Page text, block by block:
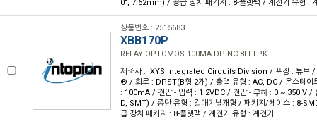
0", 7.62mm) / 공급 장치 패키지 : 8-플랫팩 / 계전기 유형 :
상품번호 : 2515683
XBB170P
RELAY OPTOMOS 100MA DP-NC 8FLTPK
제조사 : IXYS Integrated Circuits Division / 포장 : 튜브 /
® / 회로 : DPST(B형 2개) / 출력 유형 : AC, DC / 온스테이
: 100mA / 전압 - 입력 : 1.2VDC / 전압 - 부하 : 0 ~ 350 V /
D, SMT) / 종단 유형 : 갈매기날개형 / 패키지/케이스 : 8-
급 장치 패키지 : 8-플랫팩 / 계전기 유형 : 계전기